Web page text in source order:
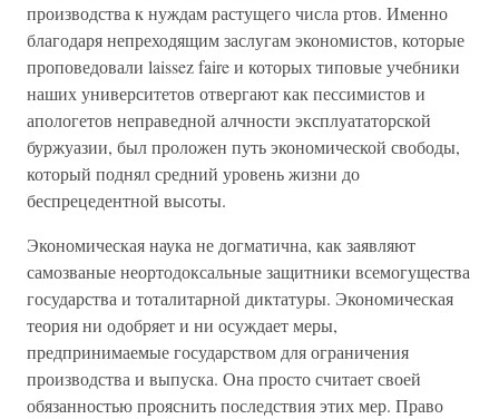
производства к нуждам растущего числа ртов. Именно
благодаря непреходящим заслугам экономистов, которые
проповедовали laissez faire и которых типовые учебники
наших университетов отвергают как пессимистов и
апологетов неправедной алчности эксплуататорской
буржуазии, был проложен путь экономической свободы,
который поднял средний уровень жизни до
беспрецедентной высоты.
Экономическая наука не догматична, как заявляют
самозваные неортодоксальные защитники всемогущества
государства и тоталитарной диктатуры. Экономическая
теория ни одобряет и ни осуждает меры,
предпринимаемые государством для ограничения
производства и выпуска. Она просто считает своей
обязанностью прояснить последствия этих мер. Право